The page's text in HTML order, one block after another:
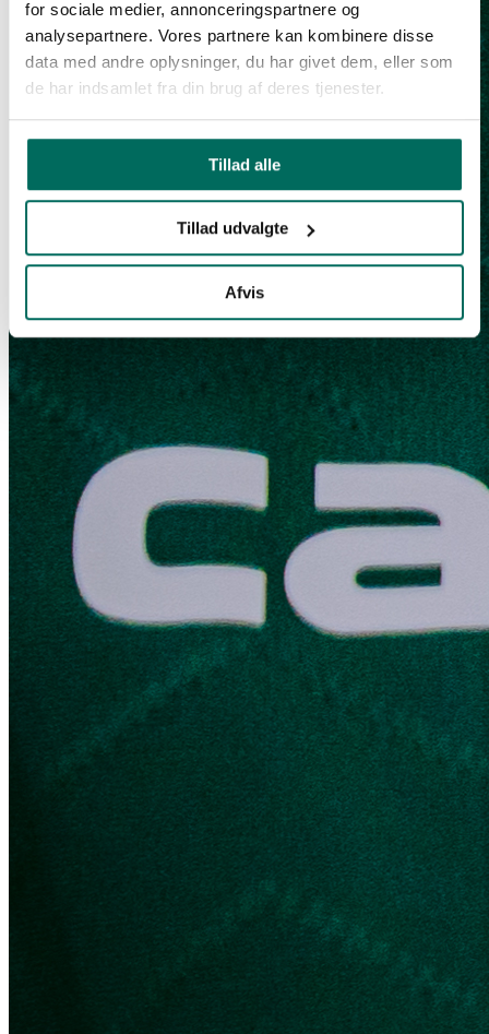
for sociale medier, annonceringspartnere og
analysepartnere. Vores partnere kan kombinere disse
data med andre oplysninger, du har givet dem, eller som
de har indsamlet fra din brug af deres tjenester.
Tillad alle
Tillad udvalgte
Afvis